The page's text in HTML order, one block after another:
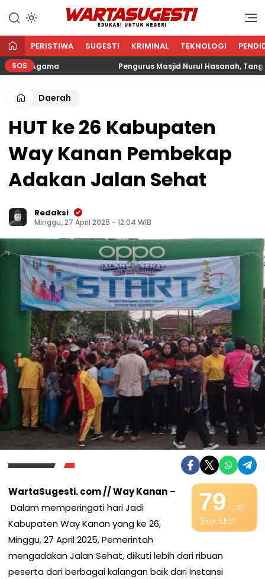
WARTA SUGESTI √ EDUKASI
Edukasi Untuk Negeri
PERISTIWA SUGESTI KRIMINAL TEKNOLOGI
SOS Pengurus Masjid Nurul Hasanah,
Daerah
HUT ke 26 Kabupaten
Way Kanan Pembekap
Adakan Jalan Sehat
Redaksi
Minggu, 27 April 2025 - 12:04 WIB
79/ 100
Skor SEO
WartaSugesti. com // Way Kanan –
Dalam memperingati hari Jadi
Kabupaten Way Kanan yang ke 26,
Minggu, 27 April 2025, Pemerintah
mengadakan Jalan Sehat, diikuti lebih dari ribuan
peserta dari berbagai kalangan baik dari Instansi